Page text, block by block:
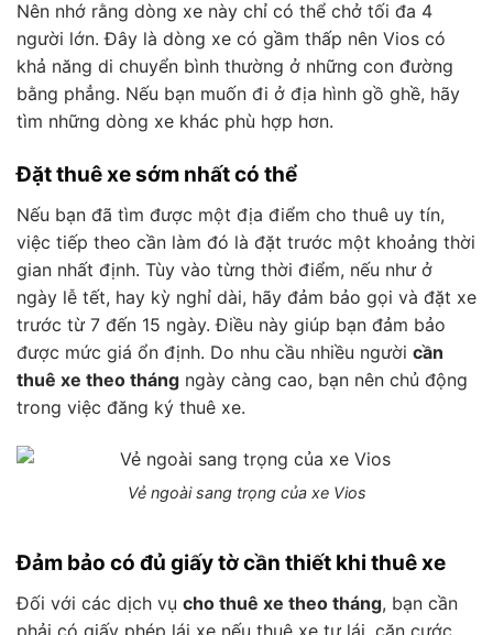
Nên nhớ rằng dòng xe này chỉ có thể chở tối đa 4
người lớn. Đây là dòng xe có gầm thấp nên Vios có
khả năng di chuyển bình thường ở những con đường
bằng phẳng. Nếu bạn muốn đi ở địa hình gồ ghề, hãy
tìm những dòng xe khác phù hợp hơn.
Đặt thuê xe sớm nhất có thể
Nếu bạn đã tìm được một địa điểm cho thuê uy tín,
việc tiếp theo cần làm đó là đặt trước một khoảng thời
gian nhất định. Tùy vào từng thời điểm, nếu như ở
ngày lễ tết, hay kỳ nghỉ dài, hãy đảm bảo gọi và đặt xe
trước từ 7 đến 15 ngày. Điều này giúp bạn đảm bảo
được mức giá ổn định. Do nhu cầu nhiều người cần
thuê xe theo tháng ngày càng cao, bạn nên chủ động
trong việc đăng ký thuê xe.
Vẻ ngoài sang trọng của xe Vios
Đảm bảo có đủ giấy tờ cần thiết khi thuê xe
Đối với các dịch vụ cho thuê xe theo tháng, bạn cần